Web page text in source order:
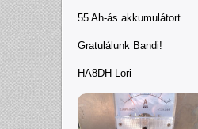
55 Ah-ás akkumulátort.
Gratulálunk Bandi!
HA8DH Lori